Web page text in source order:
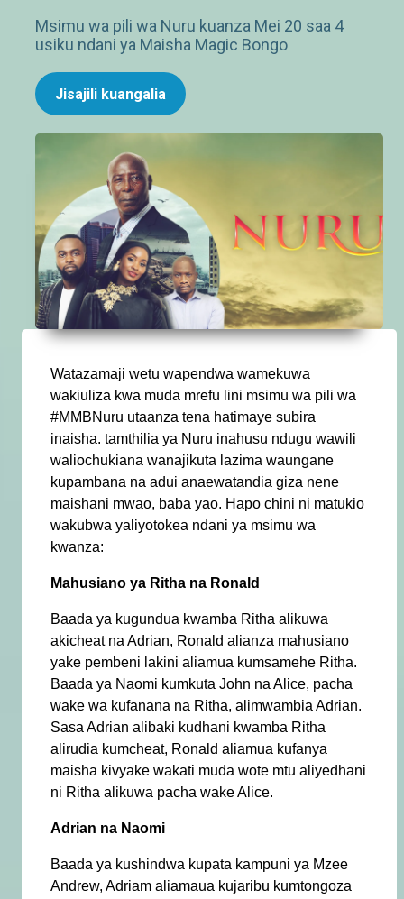
Msimu wa pili wa Nuru kuanza Mei 20 saa 4
usiku ndani ya Maisha Magic Bongo
Jisajili kuangalia
Watazamaji wetu wapendwa wamekuwa
wakiuliza kwa muda mrefu lini msimu wa pili wa
#MMBNuru utaanza tena hatimaye subira
inaisha. tamthilia ya Nuru inahusu ndugu wawili
waliochukiana wanajikuta lazima waungane
kupambana na adui anaewatandia giza nene
maishani mwao, baba yao. Hapo chini ni matukio
wakubwa yaliyotokea ndani ya msimu wa
kwanza:
Mahusiano ya Ritha na Ronald
Baada ya kugundua kwamba Ritha alikuwa
akicheat na Adrian, Ronald alianza mahusiano
yake pembeni lakini aliamua kumsamehe Ritha.
Baada ya Naomi kumkuta John na Alice, pacha
wake wa kufanana na Ritha, alimwambia Adrian.
Sasa Adrian alibaki kudhani kwamba Ritha
alirudia kumcheat, Ronald aliamua kufanya
maisha kivyake wakati muda wote mtu aliyedhani
ni Ritha alikuwa pacha wake Alice.
Adrian na Naomi
Baada ya kushindwa kupata kampuni ya Mzee
Andrew, Adriam aliamaua kujaribu kumtongoza